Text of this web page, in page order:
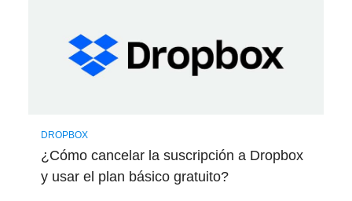
DROPBOX
¿Cómo cancelar la suscripción a Dropbox
y usar el plan básico gratuito?